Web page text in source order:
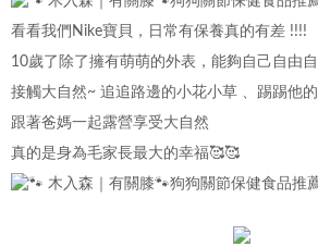
看看我們Nike寶貝，日常有保養真的有差 !!!!
10歲了除了擁有萌萌的外表，能夠自己自由
接觸大自然~ 追追路邊的小花小草 、踢踢他
跟著爸媽一起露營享受大自然
真的是身為毛家長最大的幸福🥰🥰